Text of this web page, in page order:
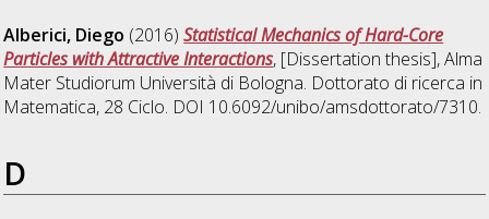
Alberici, Diego (2016)Statistical Mechanics of Hard-Core
Particles with Attractive Interactions, [Dissertation thesis], Alma
Mater Studiorum Università di Bologna. Dottorato di ricerca in
Matematica, 28 Ciclo. DOI 10.6092/unibo/amsdottorato/7310.
D